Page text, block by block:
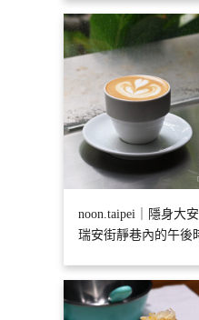
noon.taipei｜隱身大
瑞安街靜巷內的午後